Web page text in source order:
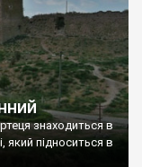
знаходиться в
який підноситься в